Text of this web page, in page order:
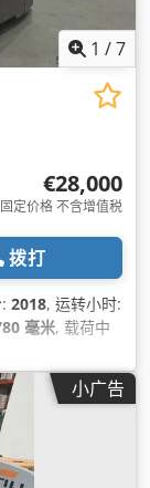
1 /7
€28,000
固定价格 不含增值税
拨打
2018, 运转小时:
毫米, 载荷中
小广告